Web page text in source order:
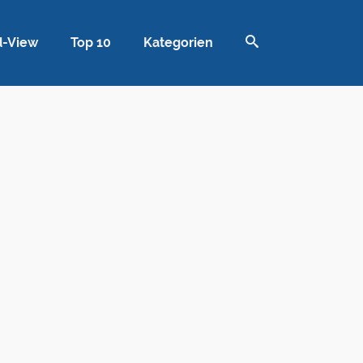
View Top 10 Kategorien